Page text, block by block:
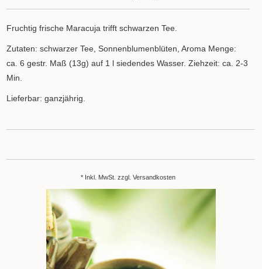
Fruchtig frische Maracuja trifft schwarzen Tee.
Zutaten: schwarzer Tee, Sonnenblumenblüten, Aroma Menge:
ca. 6 gestr. Maß (13g) auf 1 l siedendes Wasser. Ziehzeit: ca. 2-3
Min.
Lieferbar: ganzjährig.
* Inkl. MwSt. zzgl. Versandkosten